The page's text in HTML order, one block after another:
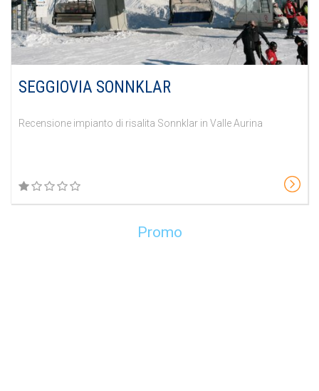
SEGGIOVIA SONNKLAR
Recensione impianto di risalita Sonnklar in Valle Aurina
Promo